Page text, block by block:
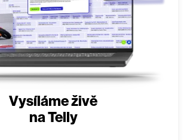
Vysíláme živě
na Telly